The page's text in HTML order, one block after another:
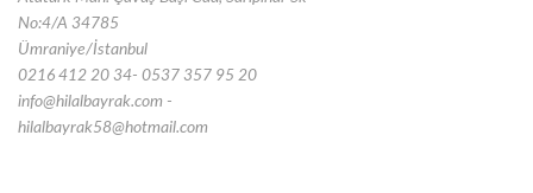
No:4/A 34785
Ümraniye/İstanbul
0216 412 20 34- 0537 357 95 20
info@hilalbayrak.com -
hilalbayrak58@hotmail.com